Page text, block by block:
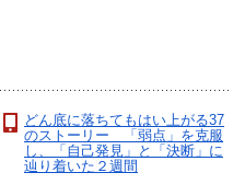
どん底に落ちてもはい上がる37
のストーリー 「弱点」を克服
し、「自己発見」と「決断」に
辿り着いた２週間